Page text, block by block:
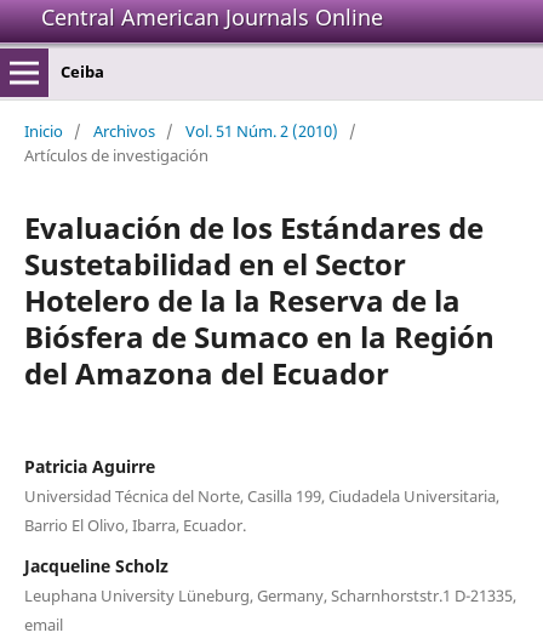
Central American Journals Online
Ceiba
Inicio / Archivos / Vol. 51 Núm. 2 (2010)
/
Artículos de investigación
Evaluación de los Estándares de
Sustetabilidad en el Sector
Hotelero de la la Reserva de la
Biósfera de Sumaco en la Región
del Amazona del Ecuador
Patricia Aguirre
Universidad Técnica del Norte, Casilla 199, Ciudadela Universitaria,
Barrio El Olivo, Ibarra, Ecuador.
Jacqueline Scholz
Leuphana University Lüneburg, Germany, Scharnhorststr.1 D-21335,
email